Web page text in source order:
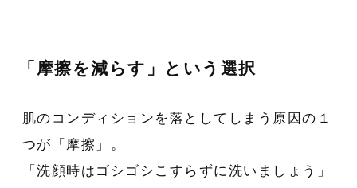
「摩擦を減らす」という選択
肌のコンディションを落としてしまう原因の１
つが「摩擦」。
「洗顔時はゴシゴシこすらずに洗いましょう」